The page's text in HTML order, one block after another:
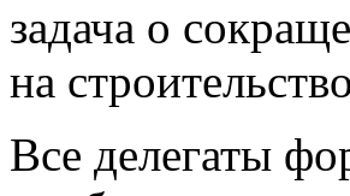
задача о
на
Все делегаты